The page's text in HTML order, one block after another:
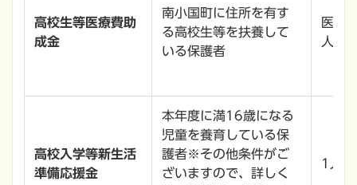
高校生等医療費助
成金
南小国町に住所を有す
る高校生等を扶養して
いる保護者
医療
人負
高校入学等新生活
準備応援金
本年度に満16歳になる
児童を養育している保
護者※その他条件がご
ざいますので、詳しく
1人